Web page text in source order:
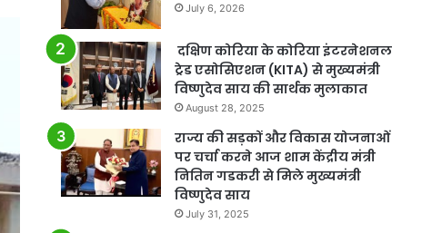
July 6, 2026
दक्षिण कोरिया के कोरिया इंटरनेशनल
ट्रेड एसोसिएशन (KITA) से मुख्यमंत्री
विष्णुदेव साय की सार्थक मुलाकात
August 28, 2025
राज्य की सड़कों और विकास योजनाओं
पर चर्चा करने आज शाम केंद्रीय मंत्री
नितिन गडकरी से मिले मुख्यमंत्री
विष्णुदेव साय
July 31, 2025